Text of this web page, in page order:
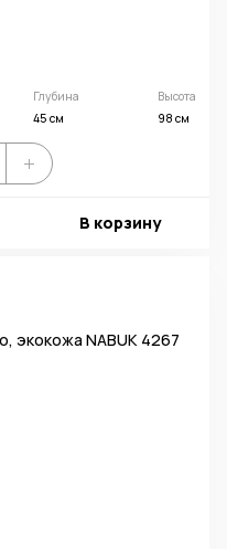
Глубина
45 см
Высота
98 см
В корзину
экокожа NABUK 4267